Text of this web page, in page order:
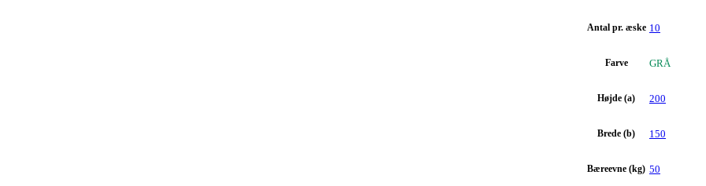
Antal pr. æske 10
Farve GRÅ
Højde (a) 200
Brede (b) 150
Bæreevne (kg) 50